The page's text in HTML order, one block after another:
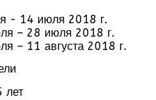
- 14 июля 2018 г.
– 28 июля 2018 г.
– 11 августа 2018 г.
лет